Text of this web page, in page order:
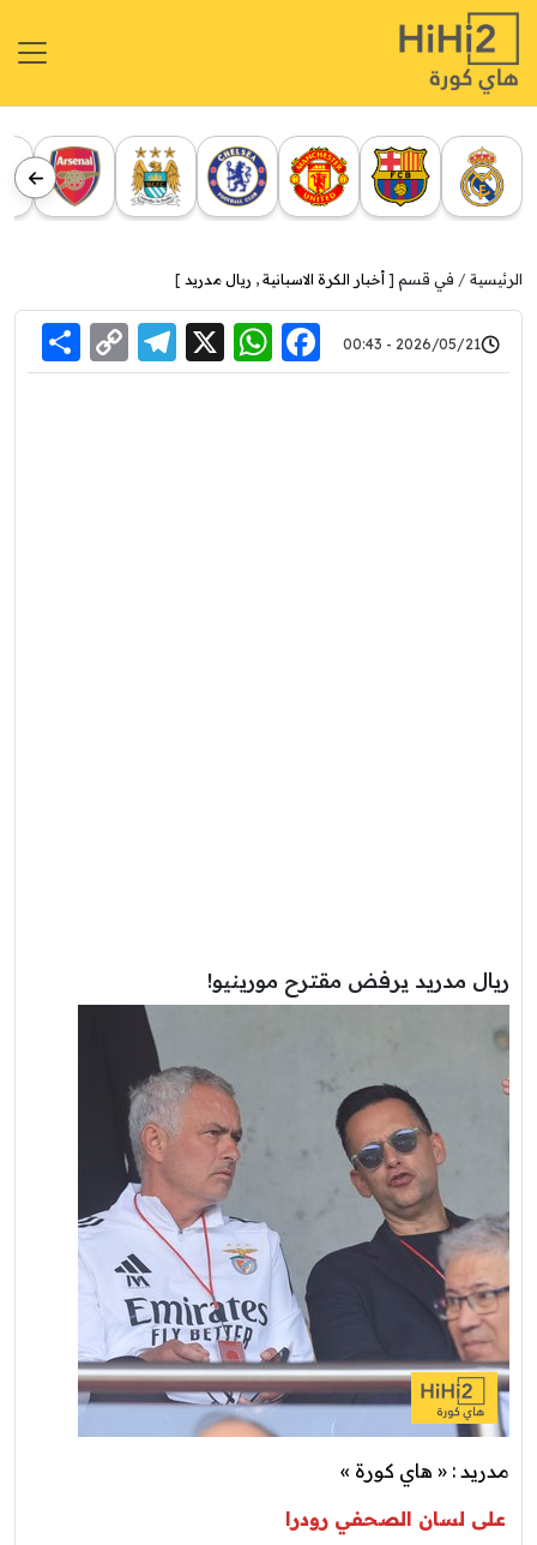
الرئيسية في قسم [ أخبار الكرة الاسبانية , ريال مدريد ]
2026/05/21 - 00:43
Facebook
WhatsApp
X
Link
ريال مدريد يرفض مقترح مورينيو!
مدريد : « هاي كورة »
على لسان الصحفي رودرا